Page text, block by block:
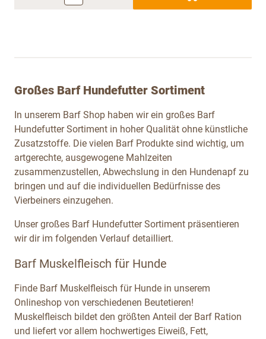
Großes Barf Hundefutter Sortiment
In unserem Barf Shop haben wir ein großes Barf
Hundefutter Sortiment in hoher Qualität ohne künstliche
Zusatzstoffe. Die vielen Barf Produkte sind wichtig, um
artgerechte, ausgewogene Mahlzeiten
zusammenzustellen, Abwechslung in den Hundenapf zu
bringen und auf die individuellen Bedürfnisse des
Vierbeiners einzugehen.
Unser großes Barf Hundefutter Sortiment präsentieren
wir dir im folgenden Verlauf detailliert.
Barf Muskelfleisch für Hunde
Finde Barf Muskelfleisch für Hunde in unserem
Onlineshop von verschiedenen Beutetieren!
Muskelfleisch bildet den größten Anteil der Barf Ration
und liefert vor allem hochwertiges Eiweiß, Fett,